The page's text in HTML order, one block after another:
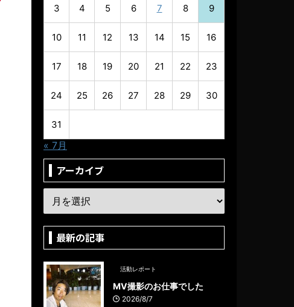
3 4 5 6 7 8 9
10 11 12 13 14 15 16
17 18 19 20 21 22 23
24 25 26 27 28 29 30
31
« 7月
アーカイブ
最新の記事
活動レポート
MV撮影のお仕事でした
2026/8/7